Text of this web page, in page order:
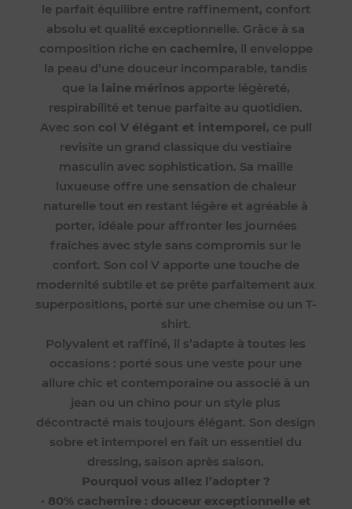
le parfait équilibre entre raffinement, confort
absolu et qualité exceptionnelle. Grâce à sa
composition riche en cachemire, il enveloppe
la peau d’une douceur incomparable, tandis
que la laine mérinos apporte légèreté,
respirabilité et tenue parfaite au quotidien.
Avec son col V élégant et intemporel, ce pull
revisite un grand classique du vestiaire
masculin avec sophistication. Sa maille
luxueuse offre une sensation de chaleur
naturelle tout en restant légère et agréable à
porter, idéale pour affronter les journées
fraîches avec style sans compromis sur le
confort. Son col V apporte une touche de
modernité subtile et se prête parfaitement aux
superpositions, porté sur une chemise ou un T-
shirt.
Polyvalent et raffiné, il s’adapte à toutes les
occasions : porté sous une veste pour une
allure chic et contemporaine ou associé à un
jean ou un chino pour un style plus
décontracté mais toujours élégant. Son design
sobre et intemporel en fait un essentiel du
dressing, saison après saison.
Pourquoi vous allez l’adopter ?
• 80% cachemire : douceur exceptionnelle et